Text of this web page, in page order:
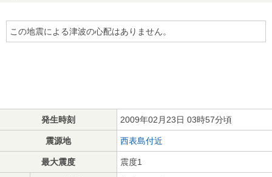
この地震による津波の心配はありません。
発生時刻 2009年02月23日 03時57分頃
震源地 西表島付近
最大震度 震度1